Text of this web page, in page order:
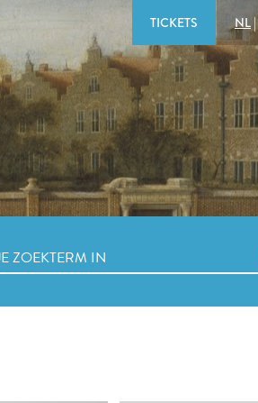
TICKETS NL|